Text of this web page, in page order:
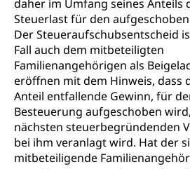
daher im Umfang seines Anteils
Steuerlast für den
Der Steueraufschubsentscheid
Fall auch dem mitbeteiligten
Familienangehörigen als
eröffnen mit dem Hinweis, dass
Anteil entfallende Gewinn, für
Besteuerung aufgeschoben
nächsten steuerbegründenden
bei ihm veranlagt wird. Hat der
mitbeteiligende